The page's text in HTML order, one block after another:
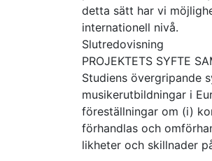
detta sätt har vi
internationell nivå.
Slutredovisning
PROJEKTETS SYFTE
Studiens övergripande
musikerutbildningar i
föreställningar om (i)
förhandlas och
likheter och skillnader